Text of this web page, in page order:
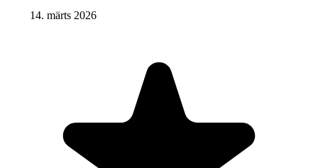
14. märts 2026